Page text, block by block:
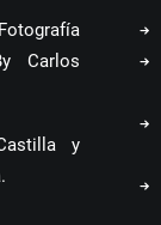
Carlos
y